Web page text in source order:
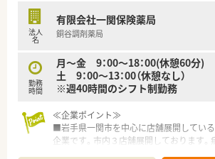
法人
名
有限会社一関保険薬局
銅谷調剤薬局
勤務
時間
月～金 9：00～18：00(休憩60分)
土 9：00～13：00（休憩なし）
※週40時間のシフト制勤務
≪企業ポイント≫
■岩手県一関市を中心に店舗展開してい
企業です。市内３店舗展開しております。